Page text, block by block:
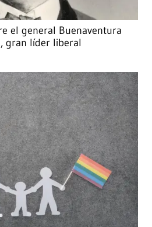
el general Buenaventura
gran líder liberal